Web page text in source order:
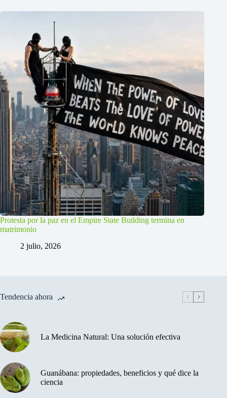
Protesta por la paz en el Empire State Building termina en
matrimonio
2 julio, 2026
Tendencia ahora
La Medicina Natural: Una solución efectiva
Guanábana: propiedades, beneficios y qué dice la
ciencia